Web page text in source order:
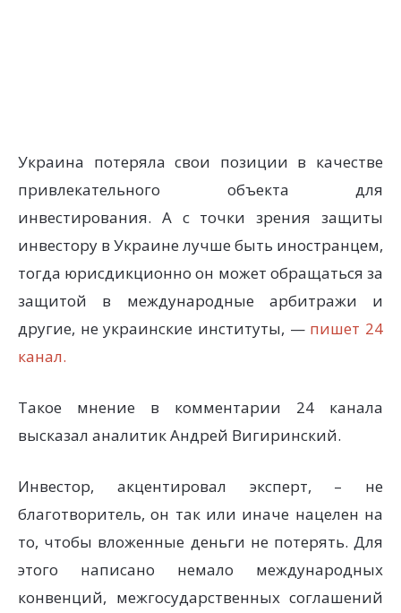
Украина потеряла свои позиции в качестве
привлекательного объекта для
инвестирования. А с точки зрения защиты
инвестору в Украине лучше быть иностранцем,
тогда юрисдикционно он может обращаться за
защитой в международные арбитражи и
другие, не украинские институты, — пишет 24
канал.
Такое мнение в комментарии 24 канала
высказал аналитик Андрей Вигиринский.
Инвестор, акцентировал эксперт, – не
благотворитель, он так или иначе нацелен на
то, чтобы вложенные деньги не потерять. Для
этого написано немало международных
конвенций, межгосударственных соглашений